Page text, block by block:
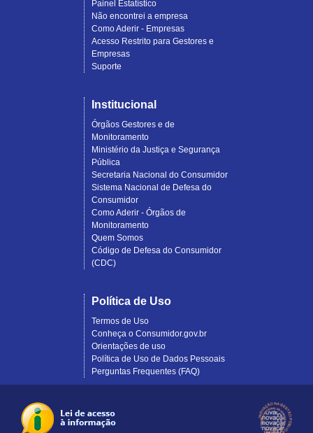
Painel Estatístico
Não encontrei a empresa
Como Aderir - Empresas
Acesso Restrito para Gestores e
Empresas
Suporte
Institucional
Órgãos Gestores e de
Monitoramento
Ministério da Justiça e Segurança
Pública
Secretaria Nacional do Consumidor
Sistema Nacional de Defesa do
Consumidor
Como Aderir - Órgãos de
Monitoramento
Quem Somos
Código de Defesa do Consumidor
(CDC)
Política de Uso
Termos de Uso
Conheça o Consumidor.gov.br
Orientações de uso
Política de Uso de Dados Pessoais
Perguntas Frequentes (FAQ)